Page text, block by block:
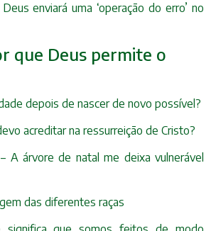
enviará uma ‘operação do erro’ no
que Deus permite o
depois de nascer de novo possível?
acreditar na ressurreição de Cristo?
A árvore de natal me deixa vulnerável
das diferentes raças